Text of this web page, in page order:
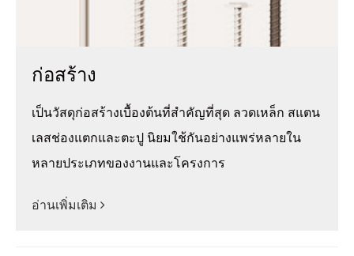
ก่อสร้าง
เป็นวัสดุก่อสร้างเบื้องต้นที่สำคัญที่สุด ลวดเหล็ก สแตน
เลสช่องแตกและตะปู นิยมใช้กันอย่างแพร่หลายใน
หลายประเภทของงานและโครงการ
อ่านเพิ่มเติม